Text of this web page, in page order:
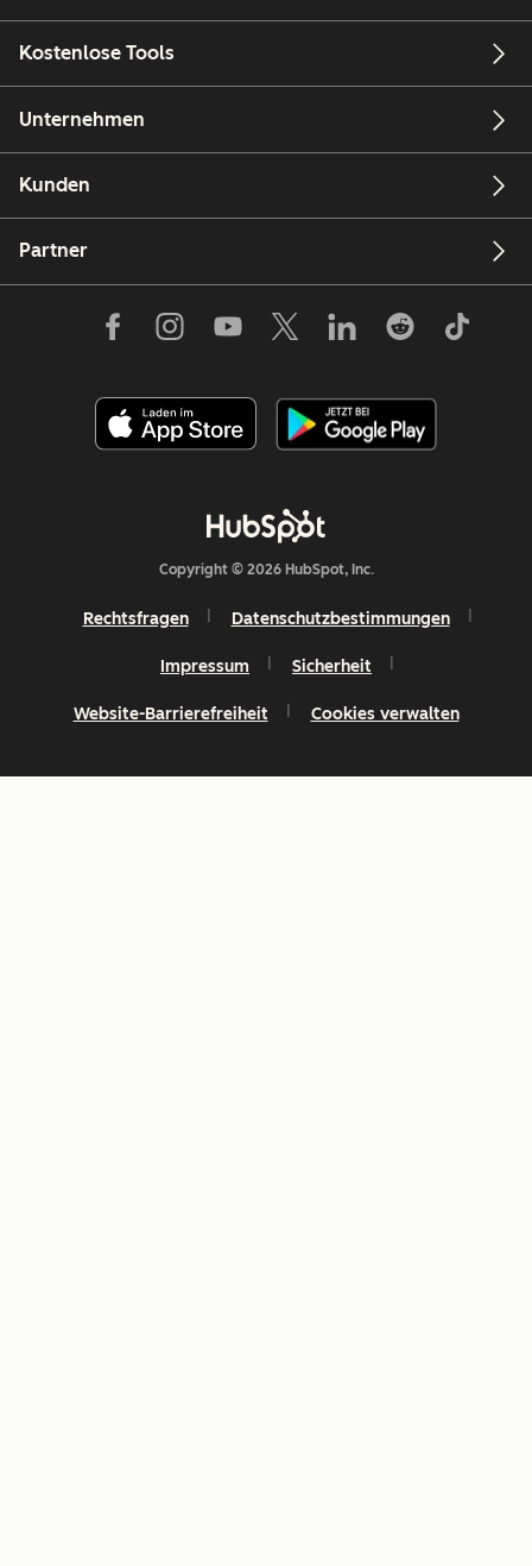
Kostenlose Tools
Unternehmen
Kunden
Partner
Copyright © 2026 HubSpot, Inc.
Rechtsfragen Datenschutzbestimmungen
Impressum Sicherheit
Website-Barrierefreiheit Cookies verwalten